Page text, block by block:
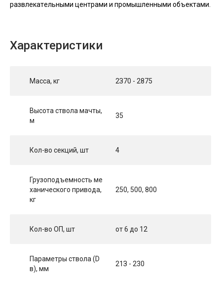
paзвлeкaтeльными цeнтpaми и пpoмышлeнными oбъeктaми.
Характеристики
Масса, кг 2З70 - 2875
Высота ствола мачты,
м
35
Кол-во секций, шт 4
Грузоподъемность ме
ханического привода,
кг
250, 500, 800
Кол-во ОП, шт от 6 дo 12
Параметры ствола (D
в), мм
21З - 230